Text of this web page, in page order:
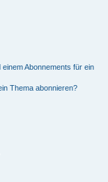
Abonnements für ein
Thema abonnieren?